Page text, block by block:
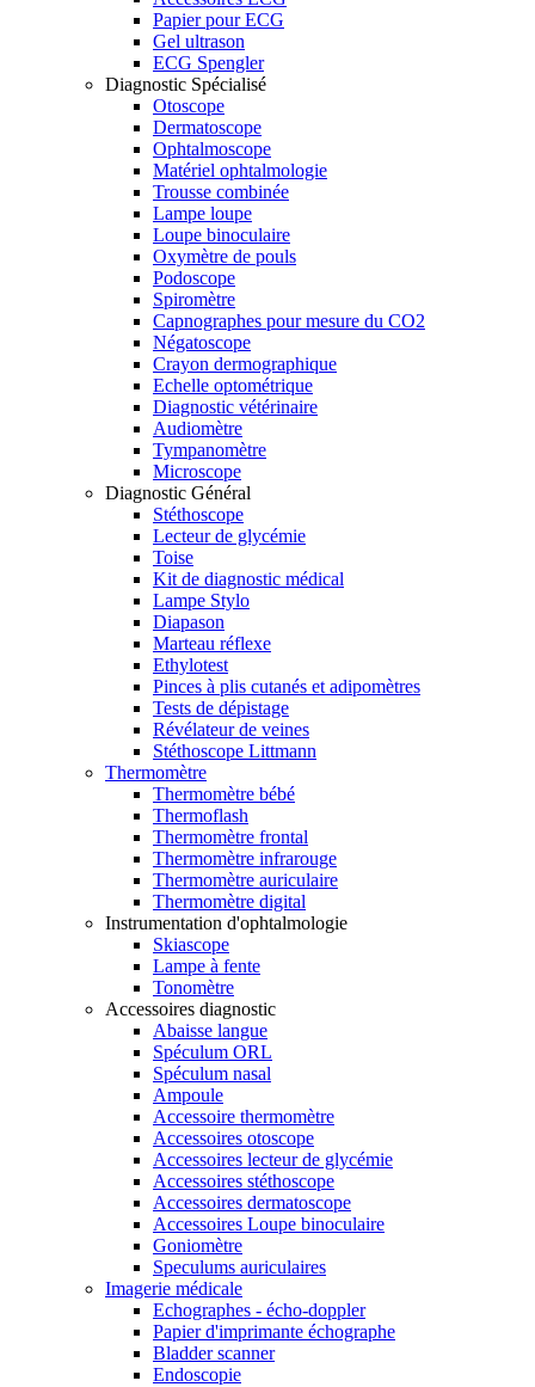
Papier pour ECG
Gel ultrason
ECG Spengler
Diagnostic Spécialisé
Otoscope
Dermatoscope
Ophtalmoscope
Matériel ophtalmologie
Trousse combinée
Lampe loupe
Loupe binoculaire
Oxymètre de pouls
Podoscope
Spiromètre
Capnographes pour mesure du CO2
Négatoscope
Crayon dermographique
Echelle optométrique
Diagnostic vétérinaire
Audiomètre
Tympanomètre
Microscope
Diagnostic Général
Stéthoscope
Lecteur de glycémie
Toise
Kit de diagnostic médical
Lampe Stylo
Diapason
Marteau réflexe
Ethylotest
Pinces à plis cutanés et adipomètres
Tests de dépistage
Révélateur de veines
Stéthoscope Littmann
Thermomètre
Thermomètre bébé
Thermoflash
Thermomètre frontal
Thermomètre infrarouge
Thermomètre auriculaire
Thermomètre digital
Instrumentation d'ophtalmologie
Skiascope
Lampe à fente
Tonomètre
Accessoires diagnostic
Abaisse langue
Spéculum ORL
Spéculum nasal
Ampoule
Accessoire thermomètre
Accessoires otoscope
Accessoires lecteur de glycémie
Accessoires stéthoscope
Accessoires dermatoscope
Accessoires Loupe binoculaire
Goniomètre
Speculums auriculaires
Imagerie médicale
Echographes - écho-doppler
Papier d'imprimante échographe
Bladder scanner
Endoscopie